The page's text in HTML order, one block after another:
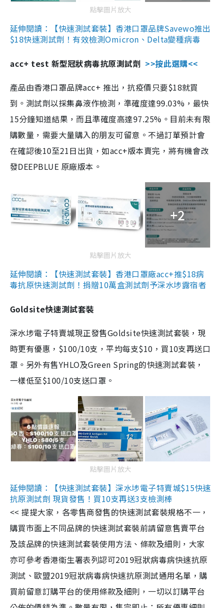
點擊圖片放大
延伸閱讀：【快速測試套裝】香港口罩品牌Savewo推出
$18快速測試劑！有效檢測Omicron、Delta變種病毒
acc+ test 新型冠狀病毒抗原測試劑 >>按此選購<<
產品由香港口罩品牌acc+ 推出，抗疫價只要$18就買
到。測試劑以採集鼻液作檢測，準確度達99.03%，最快
15分鐘知道結果，而且準確度高達97.25%。目前未有限
購數量，需要大量購入的朋友可留意。不過訂單預計會
在確認後10至21日出貨，如acc+版本賣完，將有機會改
發DEEPBLUE 原廠版本。
+2
點擊圖片放大
延伸閱讀：【快速測試套裝】香港口罩廠acc+推$18病
毒抗原快速測試劑！捐贈10萬盒測試劑予深水埗露宿者
Goldsite快速測試套裝
深水埗電子特賣城現正發售Goldsite快速測試套裝，現
時更有優惠，$100/10支，平均每支$10，買10支再送口
罩。另外有售YHLO及Green Spring的快速測試套裝，
一樣低至$100/10支送口罩。
點擊圖片放大
延伸閱讀：【快速測試套裝】深水埗電子特賣城$15快速
抗原測試劑 現貨發售！買10支再送3支檢測棒
<< 提提大家，各零售商發售的快速測試套裝規格不一，
購買市面上不同品牌的快速測試套裝前請留意售賣平台
及該品牌的快速測試套裝使用方法、條款及細則，大家
亦可參考香港衞生署表列認可2019冠狀病毒病快速抗原
測試、歐盟2019冠狀病毒病快速抗原測試通用名單，購
買前留意訂購平台的使用條款及細則，一切以訂購平台